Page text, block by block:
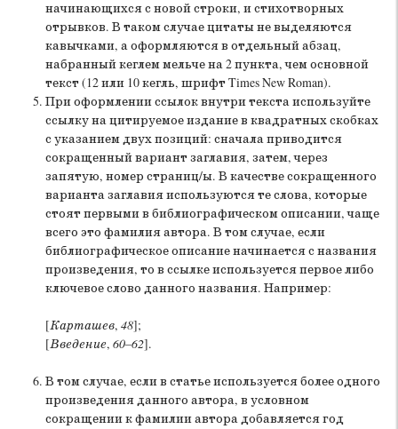
начинающихся с новой строки, и стихотворных
отрывков. В таком случае цитаты не выделяются
кавычками, а оформляются в отдельный абзац,
набранный кеглем мельче на 2 пункта, чем основной
текст (12 или 10 кегль, шрифт Times New Roman).
При оформлении ссылок внутри текста используйте
ссылку на цитируемое издание в квадратных скобках
с указанием двух позиций: сначала приводится
сокращенный вариант заглавия, затем, через
запятую, номер страниц/ы. В качестве сокращенного
варианта заглавия используются те слова, которые
стоят первыми в библиографическом описании, чаще
всего это фамилия автора. В том случае, если
библиографическое описание начинается с названия
произведения, то в ссылке используется первое либо
ключевое слово данного названия. Например:
[Карташев, 48];
[Введение, 60–62].
В том случае, если в статье используется более одного
произведения данного автора, в условном
сокращении к фамилии автора добавляется год